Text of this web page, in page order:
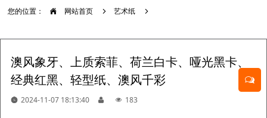
您的位置： 网站首页 艺术纸
澳风象牙、上质索菲、荷兰白卡、哑光黑卡、
经典红黑、轻型纸、澳风千彩
2024-11-07 18:13:40 183